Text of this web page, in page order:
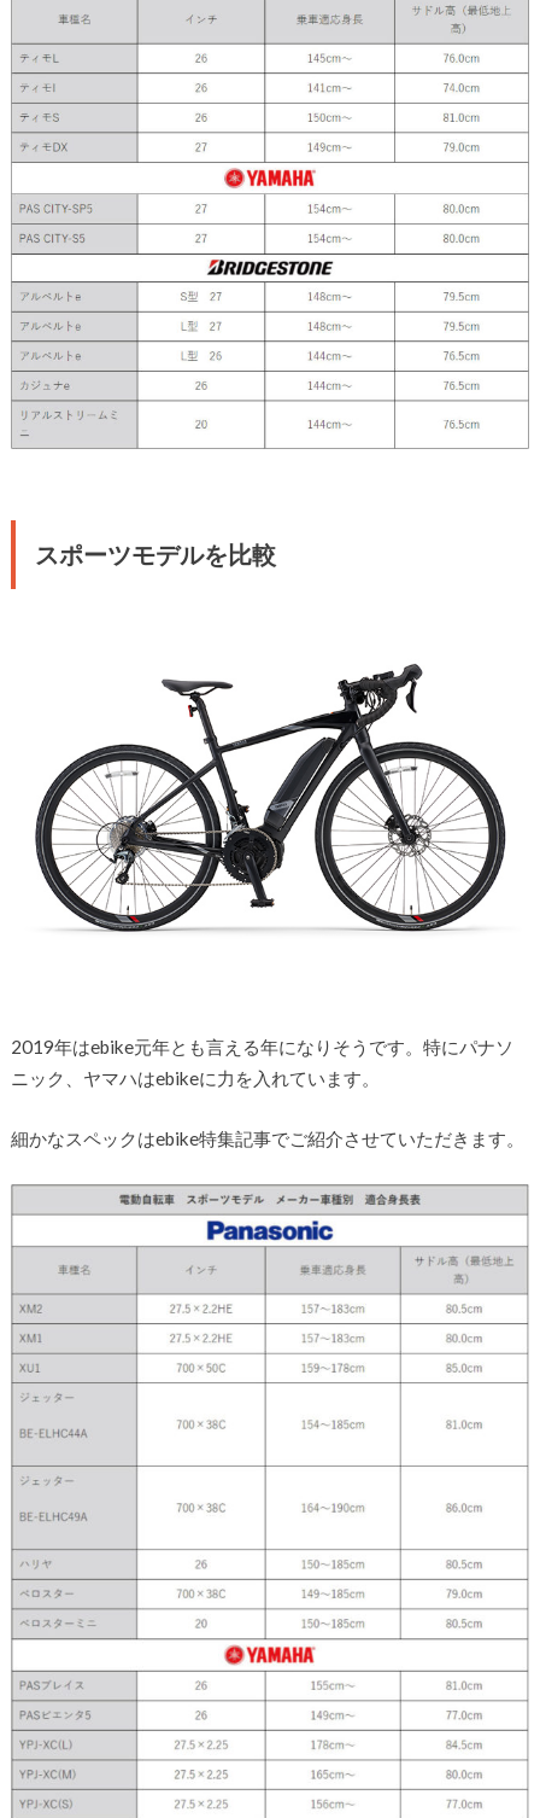
スポーツモデルを比較
2019年はebike元年とも言える年になりそうです。特にパナソ
ニック、ヤマハはebikeに力を入れています。
細かなスペックはebike特集記事でご紹介させていただきます。